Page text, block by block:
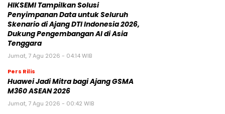
HIKSEMI Tampilkan Solusi
Penyimpanan Data untuk Seluruh
Skenario di Ajang DTI Indonesia 2026,
Dukung Pengembangan AI di Asia
Tenggara
Jumat, 7 Agu 2026 - 04:14 WIB
Pers Rilis
Huawei Jadi Mitra bagi Ajang GSMA
M360 ASEAN 2026
Jumat, 7 Agu 2026 - 00:42 WIB